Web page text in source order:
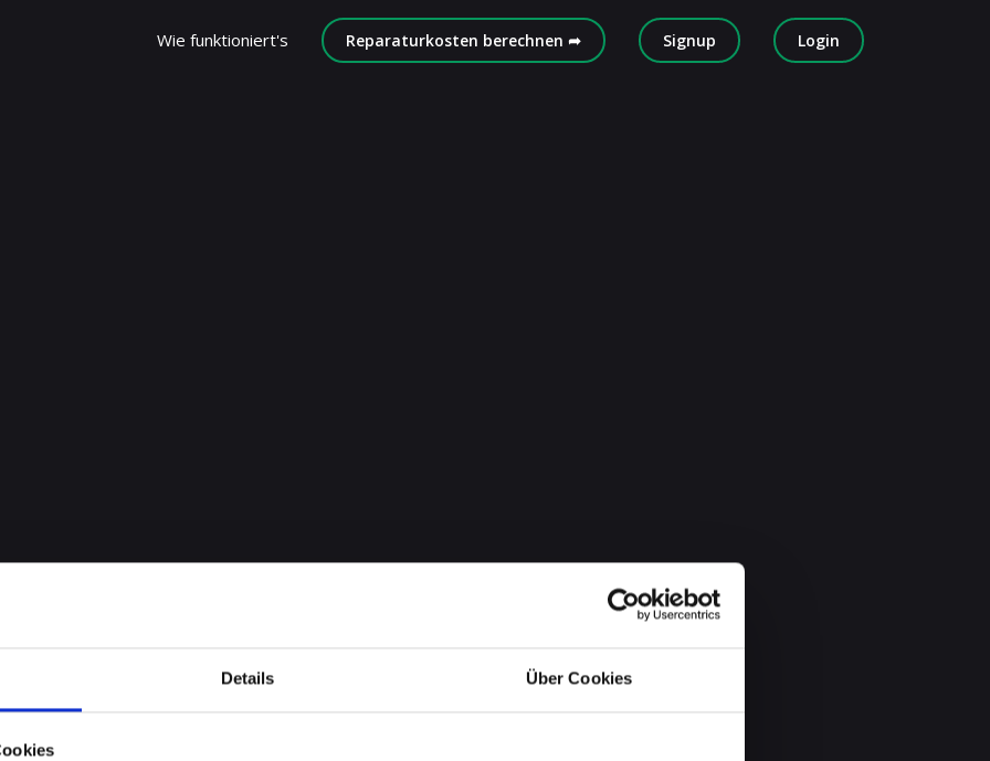
Details Über Cookies
Wie funktioniert's Reparaturkosten berechnen ➦ Signup Login